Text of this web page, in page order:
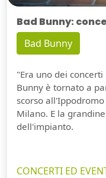
Bad Bunny:
Bad Bunny
"Era uno dei
Bunny è tornato a
scorso
Milano. E la
dell'impianto.
CONCERTI ED